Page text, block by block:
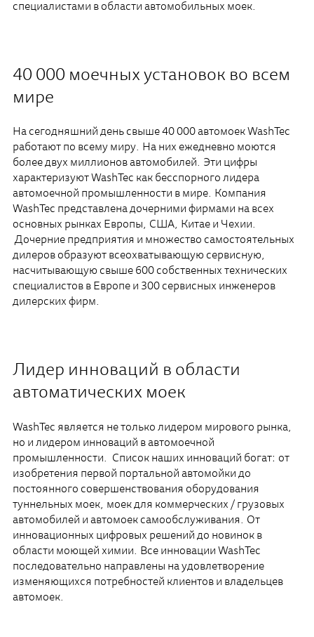
специалистами в области автомобильных моек.
40 000 моечных установок во всем
мире
На сегодняшний день свыше 40 000 автомоек WashTec
работают по всему миру. На них ежедневно моются
более двух миллионов автомобилей. Эти цифры
характеризуют WashTec как бесспорного лидера
автомоечной промышленности в мире. Компания
WashTec представлена дочерними фирмами на всех
основных рынках Европы, США, Китае и Чехии.
Дочерние предприятия и множество самостоятельных
дилеров образуют всеохватывающую сервисную,
насчитывающую свыше 600 собственных технических
специалистов в Европе и 300 сервисных инженеров
дилерских фирм.
Лидер инноваций в области
автоматических моек
WashTec является не только лидером мирового рынка,
но и лидером инноваций в автомоечной
промышленности. Список наших инноваций богат: от
изобретения первой портальной автомойки до
постоянного совершенствования оборудования
туннельных моек, моек для коммерческих / грузовых
автомобилей и автомоек самообслуживания. От
инновационных цифровых решений до новинок в
области моющей химии. Все инновации WashTec
последовательно направлены на удовлетворение
изменяющихся потребностей клиентов и владельцев
автомоек.